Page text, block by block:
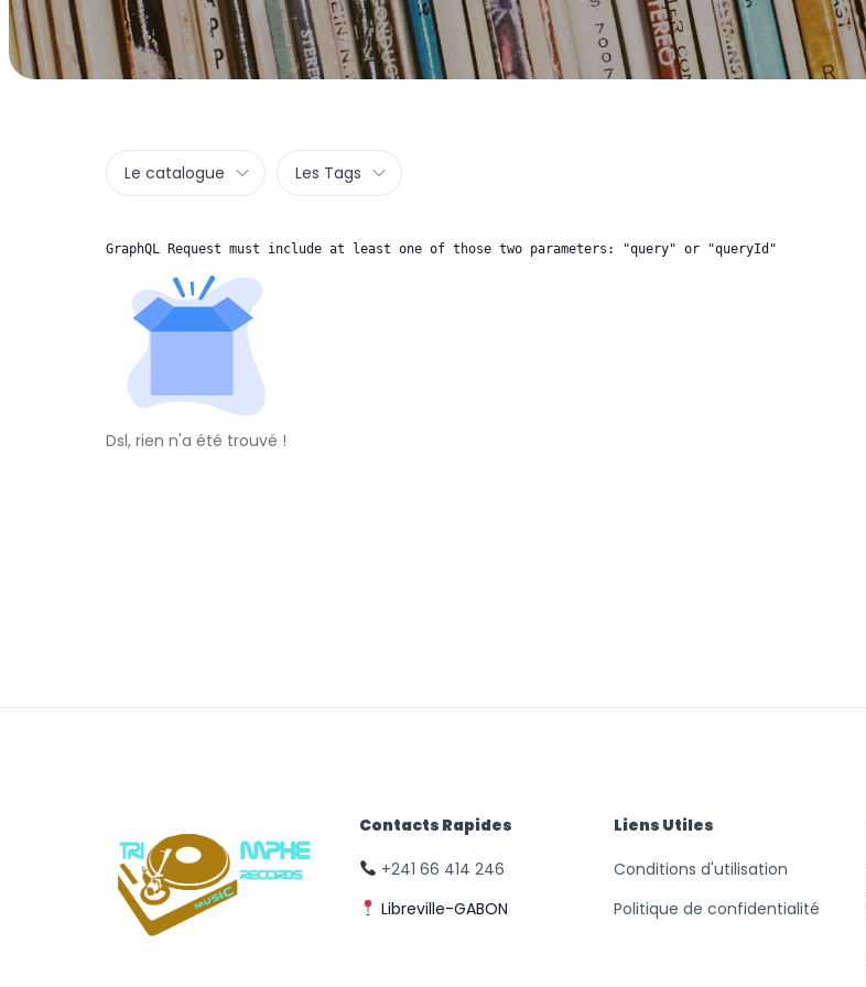
Le catalogue Les Tags
GraphQL Request must include at least one of those two parameters: "query" or "queryId"
Dsl, rien n'a été trouvé !
Contacts Rapides
+241 66 414 246
Libreville-GABON
Liens Utiles
Conditions d'utilisation
Politique de confidentialité